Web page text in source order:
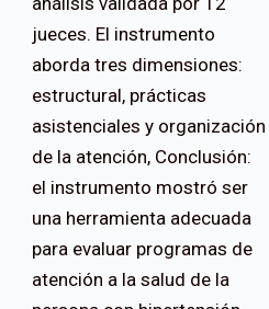
jueces. El instrumento
aborda tres dimensiones:
estructural, prácticas
asistenciales y organización
de la atención, Conclusión:
el instrumento mostró ser
una herramienta adecuada
para evaluar programas de
atención a la salud de la